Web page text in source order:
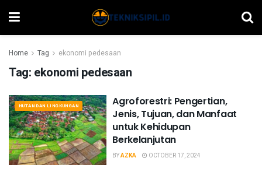
Home Tag ekonomi pedesaan
Tag: ekonomi pedesaan
HUTAN DAN LINGKUNGAN
Agroforestri: Pengertian,
Jenis, Tujuan, dan Manfaat
untuk Kehidupan
Berkelanjutan
BYAZKA OCTOBER 17, 2024